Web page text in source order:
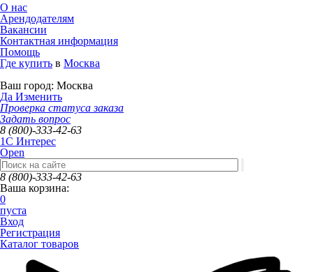
О нас
Арендодателям
Вакансии
Контактная информация
Помощь
Где купить в Москва
Ваш город: Москва
Да Изменить
Проверка статуса заказа
Задать вопрос
8 (800)-333-42-63
1C Интерес
Open
8 (800)-333-42-63
Ваша корзина:
0
пуста
Вход
Регистрация
Каталог товаров